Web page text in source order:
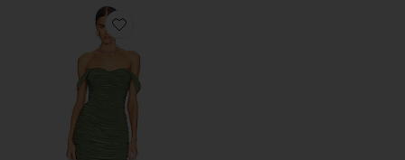
Favorite ПЛАТЬЕ WALTER